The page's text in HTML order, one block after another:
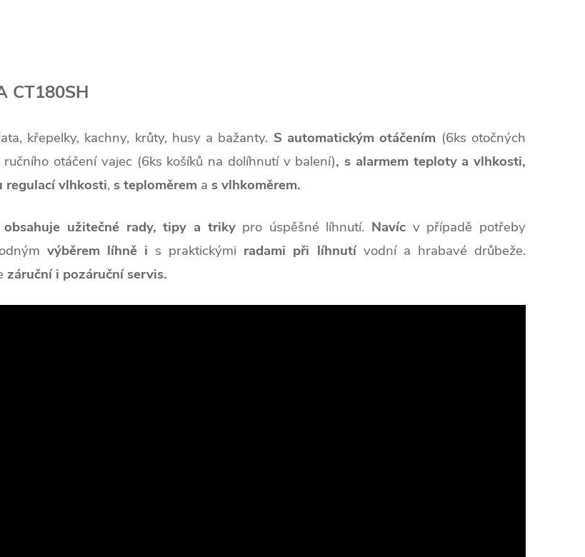
CT180SH
křepelky, kachny, krůty, husy a bažanty. S automatickým otáčením (6ks otočných
otáčení vajec (6ks košíků na dolíhnutí v balení), s alarmem teploty a vlhkosti,
regulací vlhkosti, steploměrem a s vlhkoměrem.
obsahuje užitečné rady, tipy a trikypro úspěšné líhnutí. Navíc v případě potřeby
výběrem líhně i s praktickými radami při líhnutívodní a hrabavé drůbeže.
záruční i pozáruční servis.